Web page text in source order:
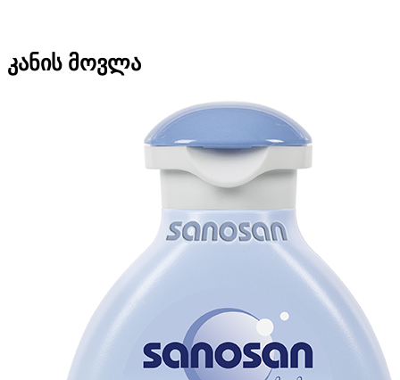
კანის მოვლა